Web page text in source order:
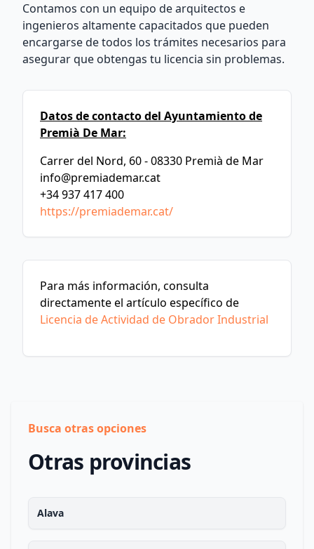
Contamos con un equipo de arquitectos e
ingenieros altamente capacitados que pueden
encargarse de todos los trámites necesarios para
asegurar que obtengas tu licencia sin problemas.
Datos de contacto del Ayuntamiento de
Premià De Mar:
Carrer del Nord, 60 - 08330 Premià de Mar
info@premiademar.cat
+34 937 417 400
https://premiademar.cat/
Para más información, consulta
directamente el artículo específico de
Licencia de Actividad de Obrador Industrial
Busca otras opciones
Otras provincias
Alava